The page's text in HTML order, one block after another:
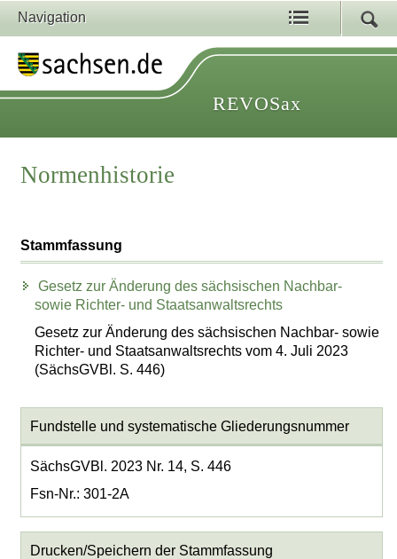
Navigation
REVOSax
Normenhistorie
Stammfassung
Gesetz zur Änderung des sächsischen Nachbar-
sowie Richter- und Staatsanwaltsrechts
Gesetz zur Änderung des sächsischen Nachbar- sowie
Richter- und Staatsanwaltsrechts vom 4. Juli 2023
(SächsGVBl. S. 446)
Fundstelle und systematische Gliederungsnummer
SächsGVBl. 2023 Nr. 14, S. 446
Fsn-Nr.: 301-2A
Drucken/Speichern der Stammfassung